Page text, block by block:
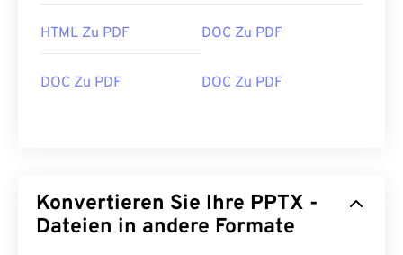
HTML Zu PDF DOC Zu PDF
DOC Zu PDF DOC Zu PDF
Konvertieren Sie Ihre PPTX -
Dateien in andere Formate